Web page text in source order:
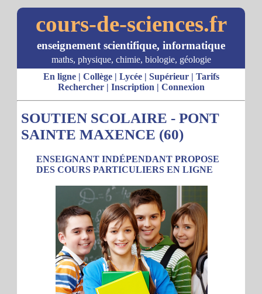
cours-de-sciences.fr
enseignement scientifique, informatique
maths, physique, chimie, biologie, géologie
En ligne| Collège| Lycée| Supérieur| Tarifs
Rechercher| Inscription | Connexion
SOUTIEN SCOLAIRE - PONT
SAINTE MAXENCE (60)
ENSEIGNANT INDÉPENDANT PROPOSE
DES COURS PARTICULIERS EN LIGNE